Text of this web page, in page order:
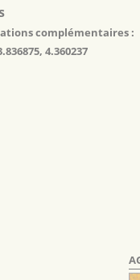
complémentaires :
4.360237